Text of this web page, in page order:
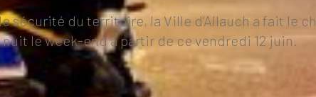
sécurité du territoire, la Ville d’Allauch a fait le
le week-end à partir de ce vendredi 12 juin.